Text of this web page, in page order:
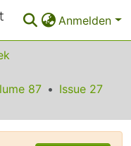
Anmelden
87
Issue 27